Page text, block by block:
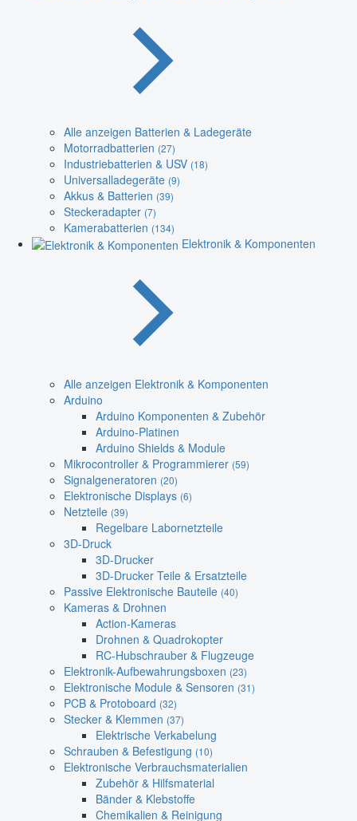
Alle anzeigen Batterien & Ladegeräte
Motorradbatterien (27)
Industriebatterien & USV (18)
Universalladegeräte (9)
Akkus & Batterien (39)
Steckeradapter (7)
Kamerabatterien (134)
Elektronik & Komponenten
Alle anzeigen Elektronik & Komponenten
Arduino
Arduino Komponenten & Zubehör
Arduino-Platinen
Arduino Shields & Module
Mikrocontroller & Programmierer (59)
Signalgeneratoren (20)
Elektronische Displays (6)
Netzteile (39)
Regelbare Labornetzteile
3D-Druck
3D-Drucker
3D-Drucker Teile & Ersatzteile
Passive Elektronische Bauteile (40)
Kameras & Drohnen
Action-Kameras
Drohnen & Quadrokopter
RC-Hubschrauber & Flugzeuge
Elektronik-Aufbewahrungsboxen (23)
Elektronische Module & Sensoren (31)
PCB & Protoboard (32)
Stecker & Klemmen (37)
Elektrische Verkabelung
Schrauben & Befestigung (10)
Elektronische Verbrauchsmaterialien
Zubehör & Hilfsmaterial
Bänder & Klebstoffe
Chemikalien & Reinigung